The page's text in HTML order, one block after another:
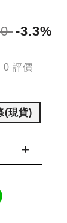
-3.3%
0 評價
(現貨)
+